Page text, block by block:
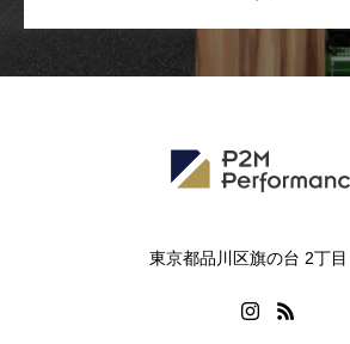
東京都品川区旗の台 2丁